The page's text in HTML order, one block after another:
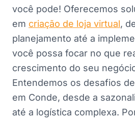
você pode! Oferecemos
em criação de loja virtual,
planejamento até a
você possa focar no que
crescimento do seu
Entendemos os desafios
em Conde, desde a
até a logística complexa.